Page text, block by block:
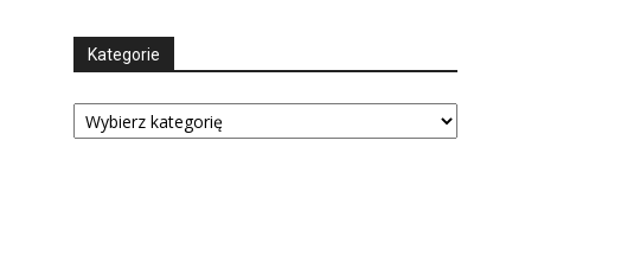
Kategorie
Kategorie